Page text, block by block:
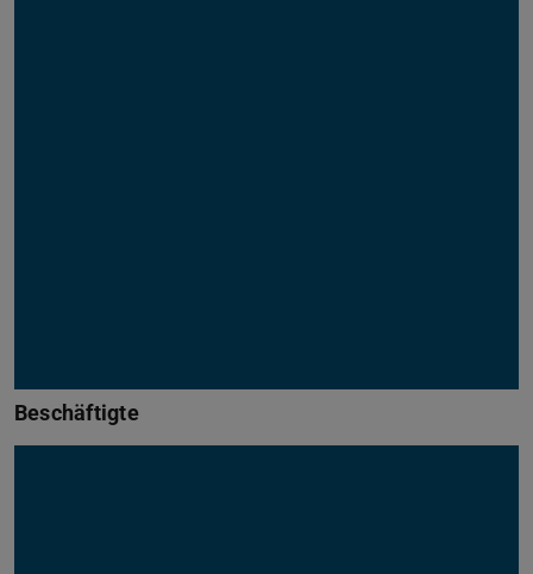
Beschäftigte